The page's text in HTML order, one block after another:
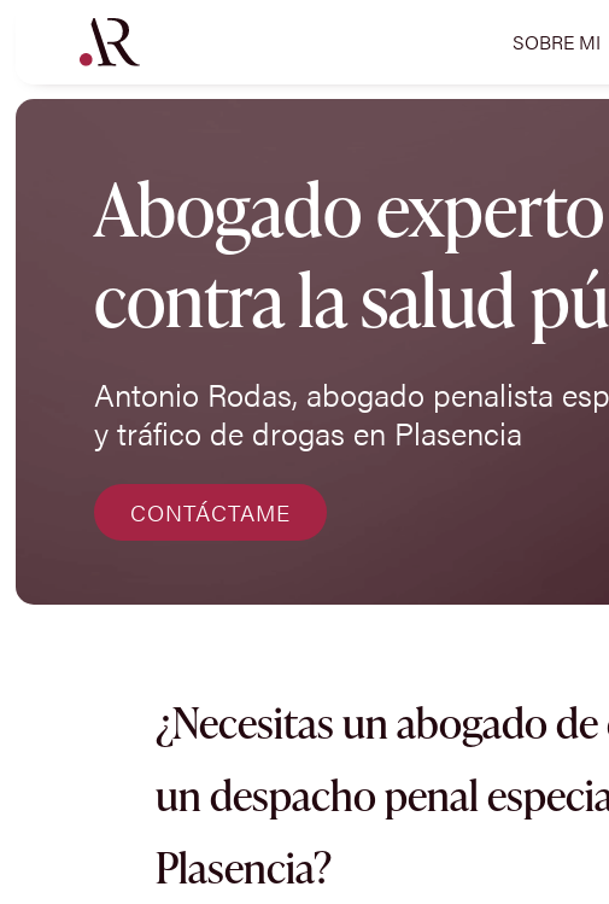
SOBRE MI
Abogado
contra la salud
Antonio Rodas, abogado penalista
y tráfico de drogas en Plasencia
CONTÁCTAME
¿Necesitas un abogado
un despacho penal
Plasencia?